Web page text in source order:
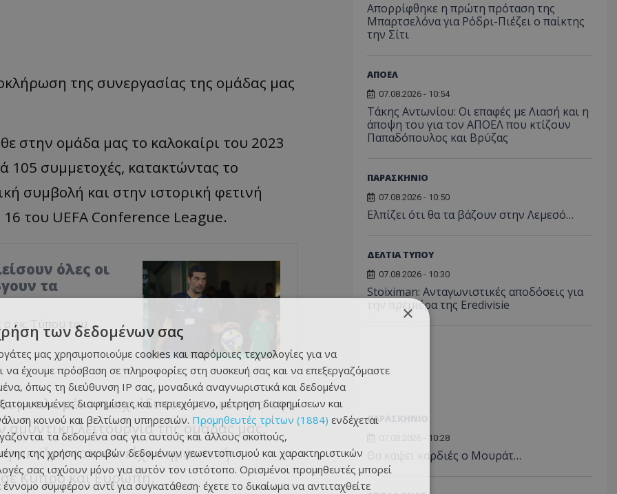
της συνεργασίας της ομάδας μας
στην ομάδα μας το καλοκαίρι του 2023
105 συμμετοχές, κατακτώντας το
συμβολή και στην ιστορική φετινή
του UEFA Conference League.
όλες οι
τα
εκ. Τύπου του
μυαλωμένο παιχνίδι του στο κέντρο της
λειτουργία της ομάδας μας,
του και είχε σημαντική
σε Κύπρο και Ευρώπη.
Απορρίφθηκε η πρώτη πρόταση της
Μπαρτσελόνα για Ρόδρι-Πιέζει ο παίκτης
την Σίτι
ΑΠΟΕΛ
07.08.2026 - 10:54
Τάκης Αντωνίου: Οι επαφές με Λιασή και η
άποψη του για τον ΑΠΟΕΛ που κτίζουν
Παπαδόπουλος και Βρύζας
ΠΑΡΑΣΚΗΝΙΟ
07.08.2026 - 10:50
Ελπίζει ότι θα τα βάζουν στην Λεμεσό…
ΔΕΛΤΙΑ ΤΥΠΟΥ
07.08.2026 - 10:30
Stoiximan: Ανταγωνιστικές αποδόσεις για
την πρεμιέρα της Eredivisie
ΠΑΡΑΣΚΗΝΙΟ
07.08.2026 - 10:28
Θα κάψει καρδιές ο Μουράτ…
×
των δεδομένων σας
μας χρησιμοποιούμε cookies και παρόμοιες τεχνολογίες για να
να έχουμε πρόσβαση σε πληροφορίες στη συσκευή σας και να επεξεργαζόμαστε
όπως τη διεύθυνση IP σας, μοναδικά αναγνωριστικά και δεδομένα
διαφημίσεις και περιεχόμενο, μέτρηση διαφημίσεων και
κοινού και βελτίωση υπηρεσιών. Προμηθευτές τρίτων (1884) ενδέχεται
τα δεδομένα σας για αυτούς και άλλους σκοπούς,
της χρήσης ακριβών δεδομένων γεωεντοπισμού και χαρακτηριστικών
σας ισχύουν μόνο για αυτόν τον ιστότοπο. Ορισμένοι προμηθευτές μπορεί
συμφέρον αντί για συγκατάθεση· έχετε το δικαίωμα να αντιταχθείτε